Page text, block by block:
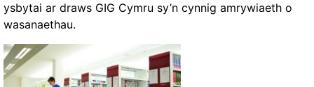
ysbytai ar draws GIG Cymru sy’n cynnig amrywiaeth o
wasanaethau.